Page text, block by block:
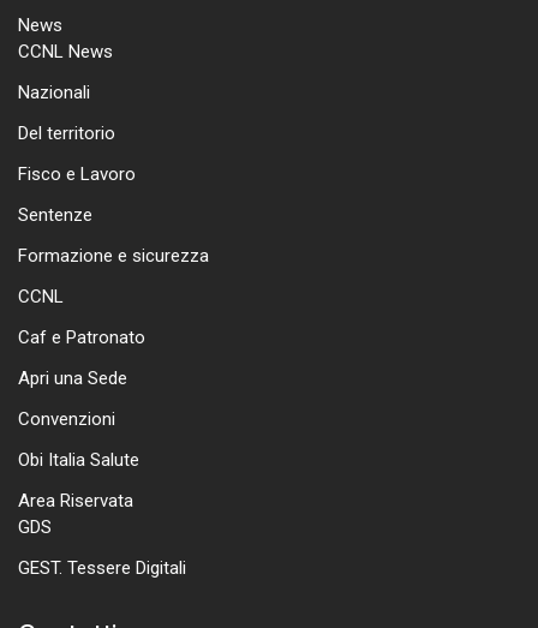
News
CCNL News
Nazionali
Del territorio
Fisco e Lavoro
Sentenze
Formazione e sicurezza
CCNL
Caf e Patronato
Apri una Sede
Convenzioni
Obi Italia Salute
Area Riservata
GDS
GEST. Tessere Digitali